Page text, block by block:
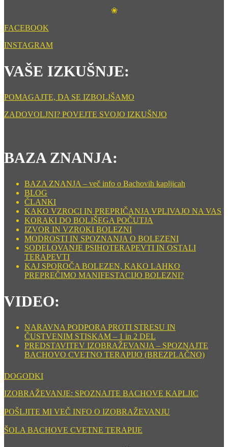
❀
FACEBOOK
INSTAGRAM
VAŠE IZKUŠNJE:
POMAGAJTE, DA SE IZBOLJŠAMO
ZADOVOLJNI? POVEJTE SVOJO IZKUŠNJO
BAZA ZNANJA:
BAZA ZNANJA – več info o Bachovih kapljicah
BLOG
ČLANKI
KAKO VZROCI IN PREPRIČANJA VPLIVAJO NA VAS
KORAKI DO BOLJŠEGA POČUTJA
IZVOR IN VZROKI BOLEZNI
MODROSTI IN SPOZNANJA O BOLEZENI
SODELOVANJE PSIHOTERAPEVTI IN OSTALI
TERAPEVTI
KAJ SPOROČA BOLEZEN, KAKO LAHKO
PREPREČIMO MANIFESTACIJO BOLEZNI?
VIDEO:
NARAVNA PODPORA PROTI STRESU IN
ČUSTVENIM STISKAM – 1 in 2 DEL
PREDSTAVITEV IZOBRAŽEVANJA – SPOZNAJTE
BACHOVO CVETNO TERAPIJO (BREZPLAČNO)
DOGODKI
IZOBRAŽEVANJE: SPOZNAJTE BACHOVE KAPLJIC
POŠLJITE MI VEČ INFO O IZOBRAŽEVANJU
ŠOLA BACHOVE CVETNE TERAPIJE